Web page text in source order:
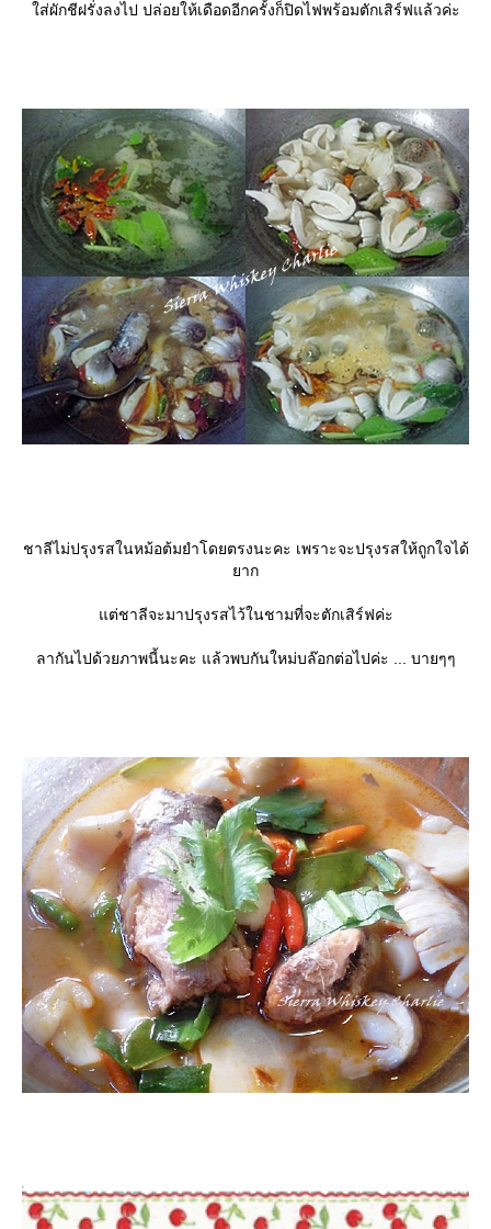
ส่ผักชีฝรั่งลงไป ปล่อยให้เดือดอีกครั้งก็ปิดไฟพร้อมตักเสิร์ฟแล้วค่ะ
ชาลีไม่ปรุงรสในหม้อต้มยำโดยตรงนะคะ เพราะจะปรุงรสให้ถูกใจได้
าก
ต่ชาลีจะมาปรุงรสไว้ในชามที่จะตักเสิร์ฟค่ะ
ลากันไปด้วยภาพนี้นะคะ แล้วพบกันใหม่บล๊อกต่อไปค่ะ ... บายๆๆ